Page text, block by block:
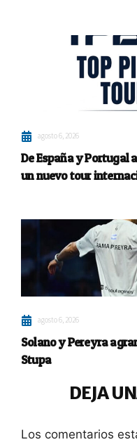
agosto 6, 2026
De España y Portugal
un nuevo tour
agosto 6, 2026
Solano y Pereyra
Stupa
DEJA
Los comentarios